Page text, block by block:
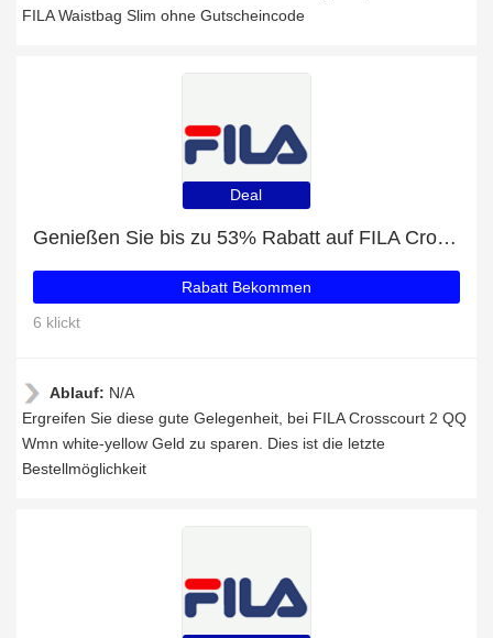
FILA Waistbag Slim ohne Gutscheincode
Deal
Genießen Sie bis zu 53% Rabatt auf FILA Crosscourt 2 QQ Wmn white-yellow
Rabatt Bekommen
6 klickt
Ablauf: N/A
Ergreifen Sie diese gute Gelegenheit, bei FILA Crosscourt 2 QQ
Wmn white-yellow Geld zu sparen. Dies ist die letzte
Bestellmöglichkeit